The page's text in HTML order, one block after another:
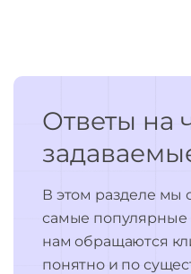
Ответы на
В этом разделе мы
самые популярные
нам обращаются
понятно и по